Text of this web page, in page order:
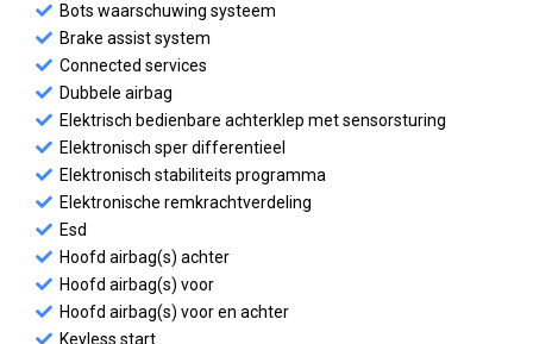
Bots waarschuwing systeem
Brake assist system
Connected services
Dubbele airbag
Elektrisch bedienbare achterklep met sensorsturing
Elektronisch sper differentieel
Elektronisch stabiliteits programma
Elektronische remkrachtverdeling
Esd
Hoofd airbag(s) achter
Hoofd airbag(s) voor
Hoofd airbag(s) voor en achter
Keyless start